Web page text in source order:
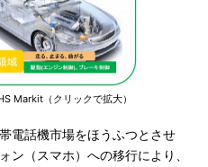
Markit（クリックで拡大）
電話機市場をほうふつとさせ
ン（スマホ）への移行により、